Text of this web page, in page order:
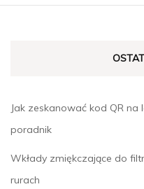
Jak zeskanować kod QR
poradnik
Wkłady zmiękczające do
rurach